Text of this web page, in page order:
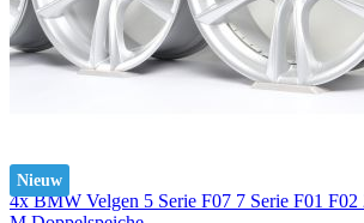
Nieuw
4x BMW Velgen 5 Serie F07 7 Serie F01